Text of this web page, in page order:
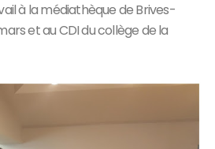
à la médiathèque de Brives-
et au CDI du collège de la